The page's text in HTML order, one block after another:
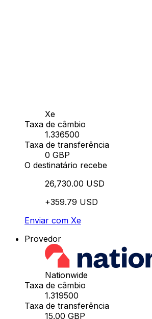
Xe
Taxa de câmbio
1.336500
Taxa de transferência
0 GBP
O destinatário recebe
26,730.00 USD
+359.79 USD
Enviar com Xe
Provedor
Nationwide
Taxa de câmbio
1.319500
Taxa de transferência
15.00 GBP